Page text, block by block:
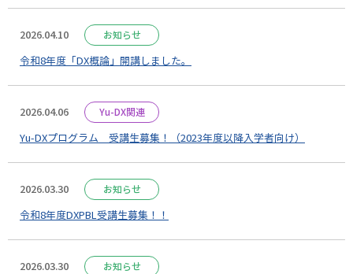
2026.04.10 お知らせ
令和8年度「DX概論」開講しました。
2026.04.06 Yu-DX関連
Yu-DXプログラム 受講生募集！（2023年度以降入学者向け）
2026.03.30 お知らせ
令和8年度DXPBL受講生募集！！
2026.03.30 お知らせ